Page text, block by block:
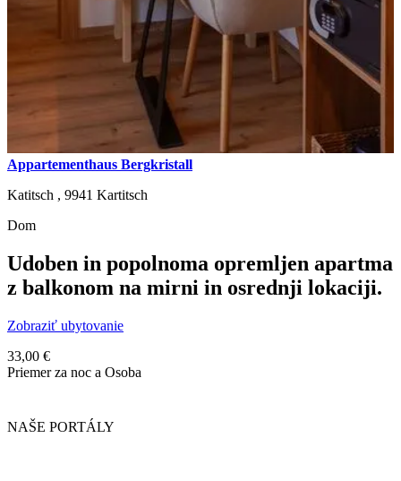
Appartementhaus Bergkristall
Katitsch , 9941 Kartitsch
Dom
Udoben in popolnoma opremljen apartma
z balkonom na mirni in osrednji lokaciji.
Zobraziť ubytovanie
33,00 €
Priemer za noc a Osoba
NAŠE PORTÁLY